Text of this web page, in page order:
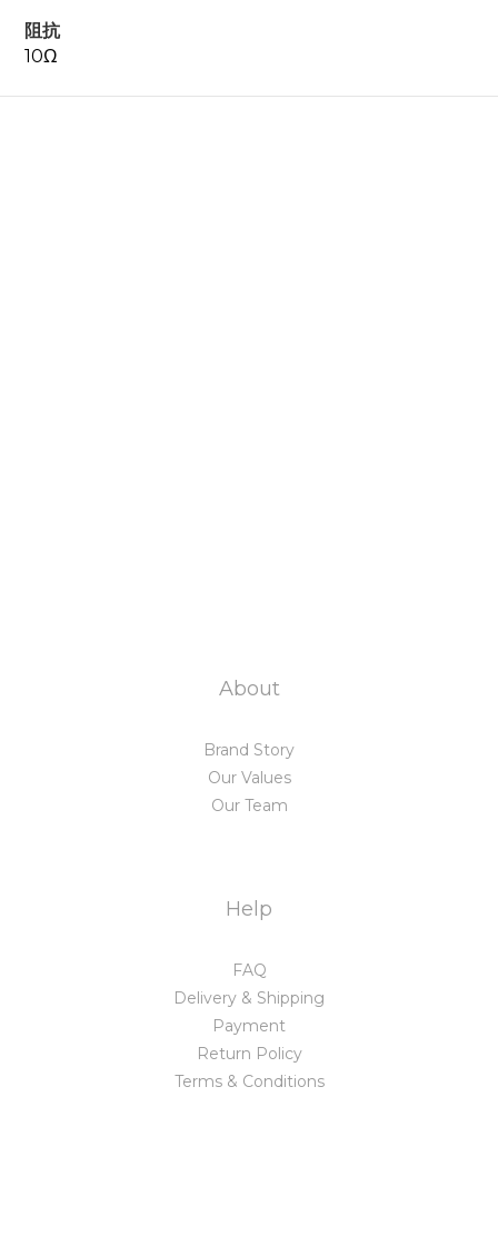
阻抗
10Ω
About
Brand Story
Our Values
Our Team
Help
FAQ
Delivery & Shipping
Payment
Return Policy
Terms & Conditions